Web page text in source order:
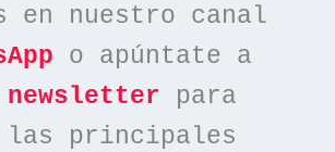
en nuestro canal
o apúntate a
newsletter para
principales